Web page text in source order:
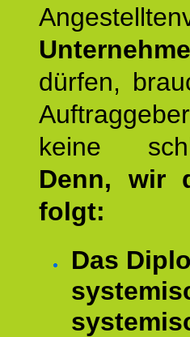
dürfen,
keine
Denn, wir
folgt:
Das